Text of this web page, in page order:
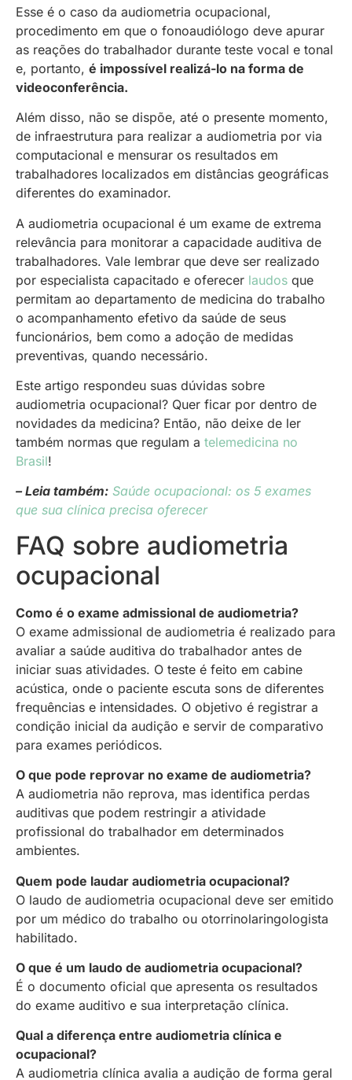
Esse é o caso da audiometria ocupacional,
procedimento em que o fonoaudiólogo deve apurar
as reações do trabalhador durante teste vocal e tonal
e, portanto, é impossível realizá-lo na forma de
videoconferência.
Além disso, não se dispõe, até o presente momento,
de infraestrutura para realizar a audiometria por via
computacional e mensurar os resultados em
trabalhadores localizados em distâncias geográficas
diferentes do examinador.
A audiometria ocupacional é um exame de extrema
relevância para monitorar a capacidade auditiva de
trabalhadores. Vale lembrar que deve ser realizado
por especialista capacitado e oferecer laudos que
permitam ao departamento de medicina do trabalho
o acompanhamento efetivo da saúde de seus
funcionários, bem como a adoção de medidas
preventivas, quando necessário.
Este artigo respondeu suas dúvidas sobre
audiometria ocupacional? Quer ficar por dentro de
novidades da medicina? Então, não deixe de ler
também normas que regulam a telemedicina no
Brasil!
– Leia também: Saúde ocupacional: os 5 exames
que sua clínica precisa oferecer
FAQ sobre audiometria
ocupacional
Como é o exame admissional de audiometria?
O exame admissional de audiometria é realizado para
avaliar a saúde auditiva do trabalhador antes de
iniciar suas atividades. O teste é feito em cabine
acústica, onde o paciente escuta sons de diferentes
frequências e intensidades. O objetivo é registrar a
condição inicial da audição e servir de comparativo
para exames periódicos.
O que pode reprovar no exame de audiometria?
A audiometria não reprova, mas identifica perdas
auditivas que podem restringir a atividade
profissional do trabalhador em determinados
ambientes.
Quem pode laudar audiometria ocupacional?
O laudo de audiometria ocupacional deve ser emitido
por um médico do trabalho ou otorrinolaringologista
habilitado.
O que é um laudo de audiometria ocupacional?
É o documento oficial que apresenta os resultados
do exame auditivo e sua interpretação clínica.
Qual a diferença entre audiometria clínica e
ocupacional?
A audiometria clínica avalia a audição de forma geral